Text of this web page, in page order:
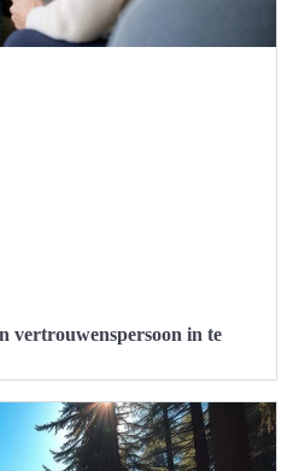
vertrouwenspersoon in te